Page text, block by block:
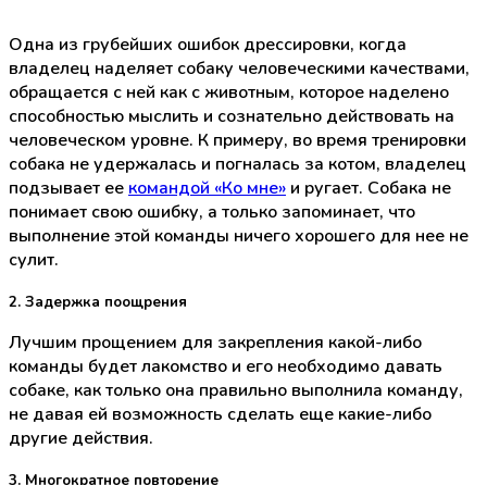
Одна из грубейших ошибок дрессировки, когда
владелец наделяет собаку человеческими качествами,
обращается с ней как с животным, которое наделено
способностью мыслить и сознательно действовать на
человеческом уровне. К примеру, во время тренировки
собака не удержалась и погналась за котом, владелец
подзывает ее командой «Ко мне» и ругает. Собака не
понимает свою ошибку, а только запоминает, что
выполнение этой команды ничего хорошего для нее не
сулит.
2. Задержка поощрения
Лучшим прощением для закрепления какой-либо
команды будет лакомство и его необходимо давать
собаке, как только она правильно выполнила команду,
не давая ей возможность сделать еще какие-либо
другие действия.
3. Многократное повторение